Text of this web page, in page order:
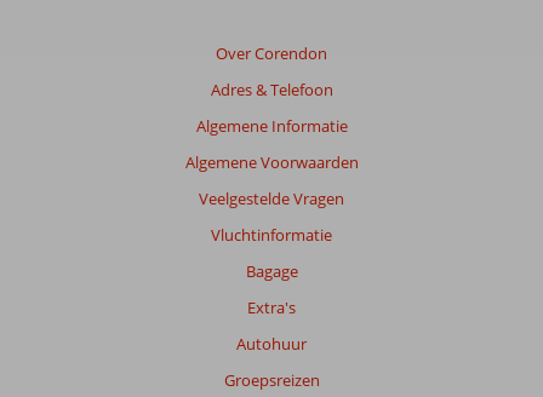
Over Corendon
Adres & Telefoon
Algemene Informatie
Algemene Voorwaarden
Veelgestelde Vragen
Vluchtinformatie
Bagage
Extra's
Autohuur
Groepsreizen